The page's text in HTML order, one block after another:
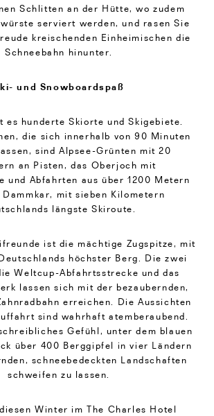
Schlitten an der Hütte, wo zudem
serviert werden, und rasen Sie
kreischenden Einheimischen die
Schneebahn hinunter.
und Snowboardspaß
es hunderte Skiorte und Skigebiete.
die sich innerhalb von 90 Minuten
sind Alpsee-Grünten mit 20
an Pisten, das Oberjoch mit
und Abfahrten aus über 1200 Metern
Dammkar, mit sieben Kilometern
längste Skiroute.
ist die mächtige Zugspitze, mit
höchster Berg. Die zwei
Weltcup-Abfahrtsstrecke und das
lassen sich mit der bezaubernden,
erreichen. Die Aussichten
sind wahrhaft atemberaubend.
Gefühl, unter dem blauen
über 400 Berggipfel in vier Ländern
schneebedeckten Landschaften
schweifen zu lassen.
Winter im The Charles Hotel